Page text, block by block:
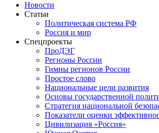
Новости
Статьи
Политическая система РФ
Россия и мир
Спецпроекты
ПроДЭГ
Регионы России
Гимны регионов России
Простое слово
Национальные цели развития
Основы государственной
Стратегия национальной
Показатели оценки
Цивилизация «Россия»